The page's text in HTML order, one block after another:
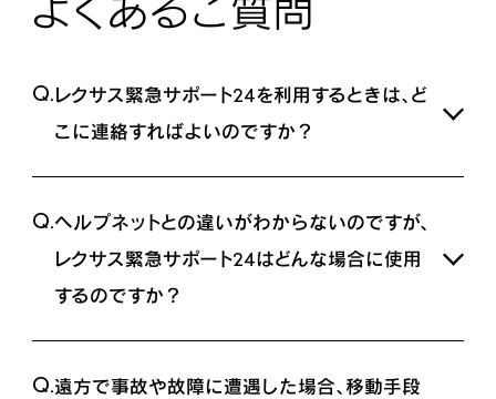
Q.レクサス緊急サポート24を利用するときは、ど
こに連絡すればよいのですか？
ご連絡ください。
レクサスケア コミュニケーターが、状況、ご要望に応じて
適切な対応をいたします。
Q.ヘルプネットとの違いがわからないのですが、
レクサス緊急サポート24はどんな場合に使用
するのですか？
オーナーズデスクへご連絡いただくことで、さまざまな手
Q.遠方で事故や故障に遭遇した場合、移動手段